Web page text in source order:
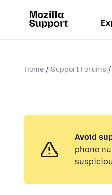
Home Support Forums
Avoid
phone